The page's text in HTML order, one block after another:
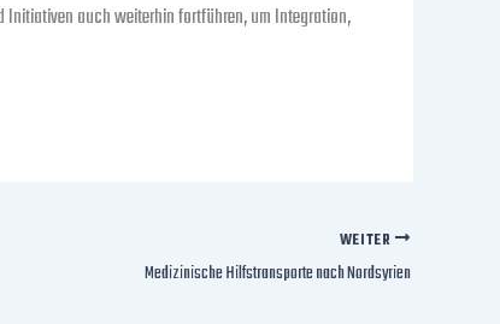
Initiativen auch weiterhin fortführen, um Integration,
WEITER
Medizinische Hilfstransporte nach Nordsyrien